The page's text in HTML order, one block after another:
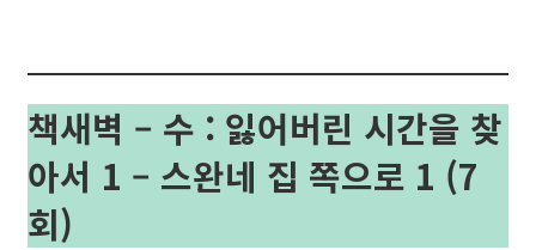
책새벽 – 수 : 잃어버린 시간을 찾
아서 1 – 스완네 집 쪽으로 1 (7
회)